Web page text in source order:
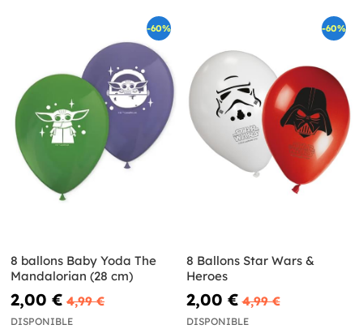
-60%
8 ballons Baby Yoda The
Mandalorian (28 cm)
2,00 € 4,99 €
DISPONIBLE
-60%
8 Ballons Star Wars &
Heroes
2,00 € 4,99 €
DISPONIBLE